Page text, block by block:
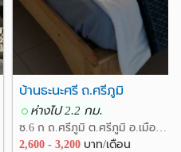
หม่ 0.9 กม.
1.2 กม.
บ้านธะนะศรี ถ.ศรีภูมิ
ห่างไป 2.2 กม.
ซ.6 ก ถ.ศรีภูมิ ต.ศรีภูมิ อ.เมืองเชียงใหม่ เชียงใหม่
2,600 - 3,200 บาท/เดือน